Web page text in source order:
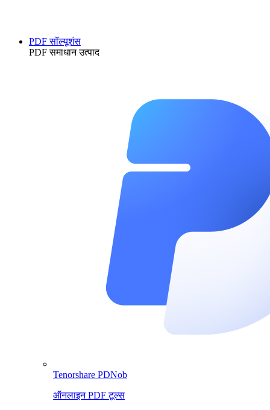
PDF सॉल्यूशंस
PDF समाधान उत्पाद
Tenorshare PDNob
ऑनलाइन PDF टूल्स